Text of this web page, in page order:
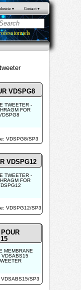
▾ Contact ▾
VDSPG8/SP3
TWEETER -
FOR
VDSPG12/SP3
SP3
VDSPG8
VDSPG12
TWEETER -
FOR
MEMBRANE
VDSABS15